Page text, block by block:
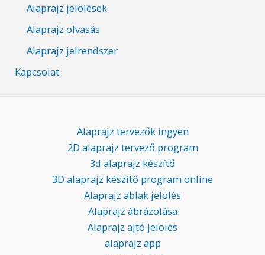
Alaprajz jelölések
Alaprajz olvasás
Alaprajz jelrendszer
Kapcsolat
Alaprajz tervezők ingyen
2D alaprajz tervező program
3d alaprajz készítő
3D alaprajz készítő program online
Alaprajz ablak jelölés
Alaprajz ábrázolása
Alaprajz ajtó jelölés
alaprajz app